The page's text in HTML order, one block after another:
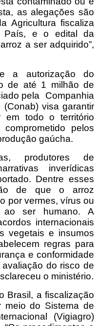
as alegações são
Agricultura fiscaliza
País, e o edital da
a ser adquirido”,
a autorização do
de até 1 milhão de
pela Companhia
(Conab) visa garantir
em todo o território
pelos
gaúcha.
produtores de
inverídicas
Dentre esses
de que o arroz
por vermes, vírus ou
ao ser humano. A
internacionais
vegetais e insumos
regras para
e conformidade
do risco de
o ministério.
Brasil, a fiscalização
do Sistema de
(Vigiagro)